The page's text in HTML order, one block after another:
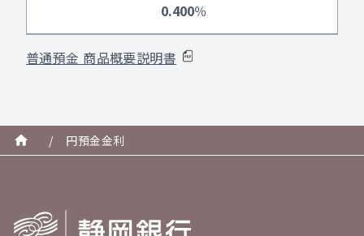
0.400％
普通預金 商品概要説明書
/ 円預金金利